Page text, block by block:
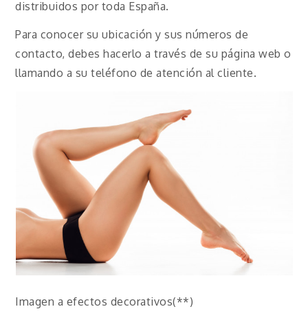
distribuidos por toda España.
Para conocer su ubicación y sus números de
contacto, debes hacerlo a través de su página web o
llamando a su teléfono de atención al cliente.
Imagen a efectos decorativos(**)